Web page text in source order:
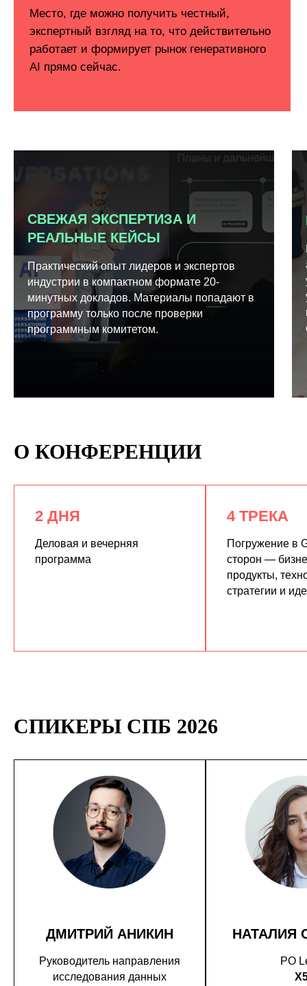
СВЕЖАЯ ЭКСПЕРТИЗА И
РЕАЛЬНЫЕ КЕЙСЫ
Практический опыт лидеров и экспертов
индустрии в компактном формате 20-
минутных докладов. Материалы попадают в
программу только после проверки
программным комитетом.
О КОНФЕРЕНЦИИ
2 ДНЯ
Деловая и вечерняя
программа
4 ТРЕКА
Погружение в
сторон —
продукты,
стратегии и
СПИКЕРЫ СПБ 2026
ДМИТРИЙ АНИКИН
Руководитель направления
исследования данных
НАТАЛИЯ
PO